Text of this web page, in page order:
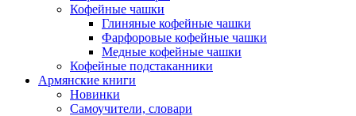
Кофейные чашки
Глиняные кофейные чашки
Фарфоровые кофейные чашки
Медные кофейные чашки
Кофейные подстаканники
Армянские книги
Новинки
Самоучители, словари